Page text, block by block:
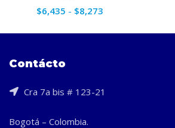
$6,435 - $8,273
precios:
Contácto
Cra 7a bis # 123-21
Bogotá – Colombia.